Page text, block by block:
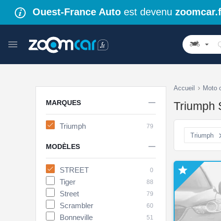
Ouest-France Auto est devenu
Accueil Moto
Triumph
Triumph

MARQUES 
Triumph 79
MODÈLES 
STREET 0
Tiger 88
Street 79
Scrambler 60
Bonneville 51